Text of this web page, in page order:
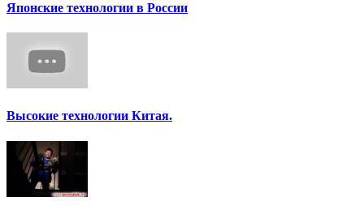
Японские технологии в России
Высокие технологии Китая.